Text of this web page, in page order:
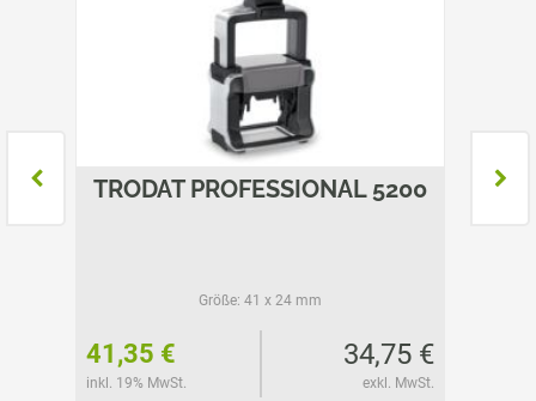
TRODAT PROFESSIONAL 5200
Größe: 41 x 24 mm
41,35 €
inkl. 19% MwSt.
34,75 €
exkl. MwSt.